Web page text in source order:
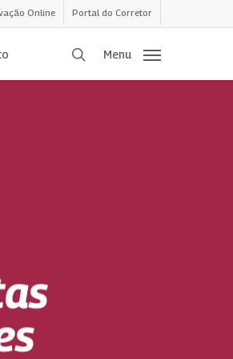
Online Portal do Corretor
procurar
Menu